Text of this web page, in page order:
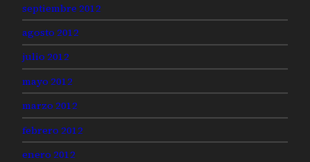
septiembre 2012
agosto 2012
julio 2012
mayo 2012
marzo 2012
febrero 2012
enero 2012